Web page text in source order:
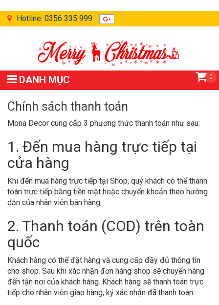
Hotline: 0356 335 999
DANH MỤC 0
Chính sách thanh toán
Mona Decor cung cấp 3 phương thức thanh toán như sau:
1. Đến mua hàng trực tiếp tại
cửa hàng
Khi đến mua hàng trực tiếp tại Shop, quý khách có thể thanh
toán trực tiếp bằng tiền mặt hoặc chuyển khoản theo hướng
dẫn của nhân viên bán hàng.
2. Thanh toán (COD) trên toàn
quốc
Khách hàng có thể đặt hàng và cung cấp đầy đủ thông tin
cho shop. Sau khi xác nhận đơn hàng shop sẽ chuyển hàng
đến tận nơi của khách hàng. Khách hàng sẽ thanh toán trực
tiếp cho nhân viên giao hàng, ký xác nhận đã thanh toán.